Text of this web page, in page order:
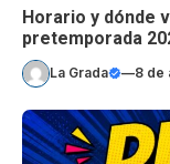
Horario y dónde
pretemporada
La Grada —8 de